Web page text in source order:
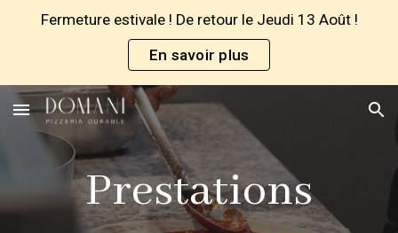
Fermeture estivale ! De retour le Jeudi 13 Août !
En savoir plus
Prestations